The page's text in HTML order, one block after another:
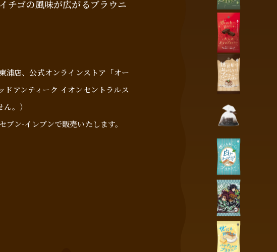
チゴの風味が広がるブラウニ
浦店、公式オンラインストア「オー
ドアンティーク イオンセントラルス
。）
ン-イレブンで販売いたします。